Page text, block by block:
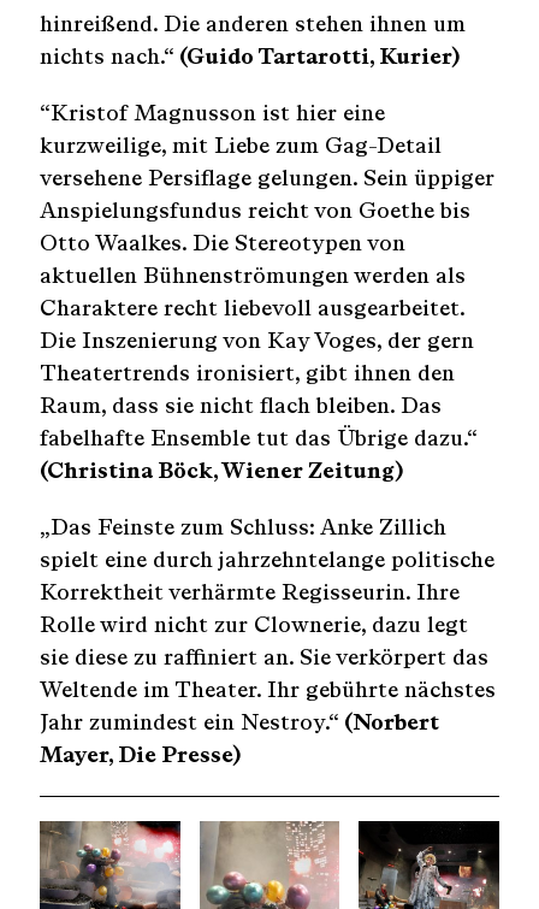
hinreißend. Die anderen stehen ihnen um
nichts nach.“ (Guido Tartarotti, Kurier)
“Kristof Magnusson ist hier eine
kurzweilige, mit Liebe zum Gag-Detail
versehene Persiflage gelungen. Sein üppiger
Anspielungsfundus reicht von Goethe bis
Otto Waalkes. Die Stereotypen von
aktuellen Bühnenströmungen werden als
Charaktere recht liebevoll ausgearbeitet.
Die Inszenierung von Kay Voges, der gern
Theatertrends ironisiert, gibt ihnen den
Raum, dass sie nicht flach bleiben. Das
fabelhafte Ensemble tut das Übrige dazu.“
(Christina Böck, Wiener Zeitung)
„Das Feinste zum Schluss: Anke Zillich
spielt eine durch jahrzehntelange politische
Korrektheit verhärmte Regisseurin. Ihre
Rolle wird nicht zur Clownerie, dazu legt
sie diese zu raffiniert an. Sie verkörpert das
Weltende im Theater. Ihr gebührte nächstes
Jahr zumindest ein Nestroy.“ (Norbert
Mayer, Die Presse)